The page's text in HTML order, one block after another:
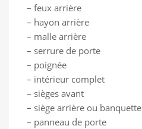
– feux arrière
– hayon arrière
– malle arrière
– serrure de porte
– poignée
– intérieur complet
– sièges avant
– siège arrière ou banquette
– panneau de porte